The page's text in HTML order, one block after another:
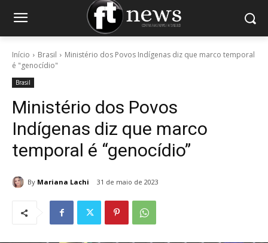
Início Brasil
Ministério dos Povos Indígenas diz que marco temporal
é "genocídio"
Brasil
Ministério dos Povos
Indígenas diz que marco
temporal é “genocídio”
By Mariana Lachi 31 de maio de 2023